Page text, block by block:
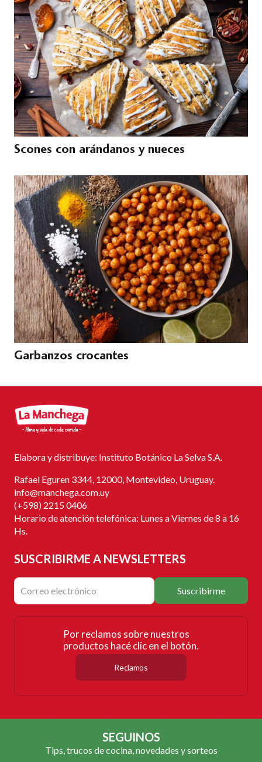
Scones con arándanos y nueces
Garbanzos crocantes
Elabora y distribuye: Instituto Botánico La Selva S.A.
Rafael Eguren 3344, 12000, Montevideo, Uruguay.
info@manchega.com.uy
(+598) 2215 0406
Horario de atención telefónica: Lunes a Viernes de 8 a 16
Hs.
SUSCRIBIRME A NEWSLETTERS
Suscribirme
Por reclamos sobre nuestros
productos hacé clic en el botón.
Reclamos
SEGUINOS
Tips, trucos de cocina, novedades y sorteos